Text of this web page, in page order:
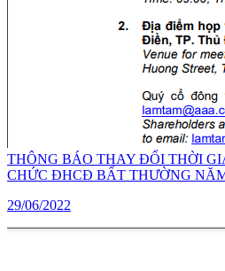
THÔNG BÁO THAY ĐỔI THỜI
CHỨC ĐHCĐ BẤT THƯỜNG
29/06/2022